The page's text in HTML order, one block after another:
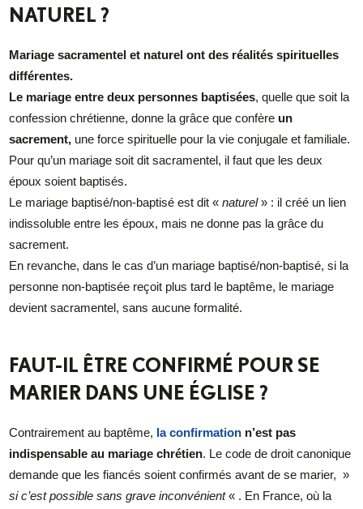
NATUREL ?
Mariage sacramentel et naturel ont des réalités spirituelles
différentes.
Le mariage entre deux personnes baptisées, quelle que soit la
confession chrétienne, donne la grâce que confère un
sacrement,une force spirituelle pour la vie conjugale et familiale.
Pour qu’un mariage soit dit sacramentel, il faut que les deux
époux soient baptisés.
Le mariage baptisé/non-baptisé est dit « naturel» : il créé un lien
indissoluble entre les époux, mais ne donne pas la grâce du
sacrement.
En revanche, dans le cas d’un mariage baptisé/non-baptisé, si la
personne non-baptisée reçoit plus tard le baptême, le mariage
devient sacramentel, sans aucune formalité.
FAUT-IL ÊTRE CONFIRMÉ POUR SE
MARIER DANS UNE ÉGLISE ?
Contrairement au baptême, la confirmationn’est pas
indispensable au mariage chrétien. Le code de droit canonique
demande que les fiancés soient confirmés avant de se marier, »
si c’est possible sans grave inconvénient« . En France, où la